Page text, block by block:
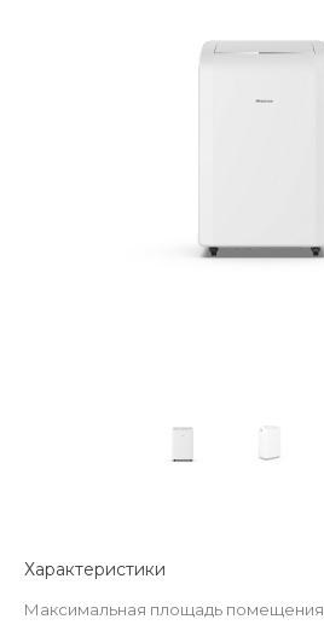
Характеристики
Максимальная площадь помещения